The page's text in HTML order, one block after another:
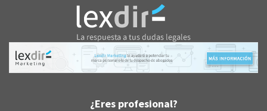
¿Eres profesional?